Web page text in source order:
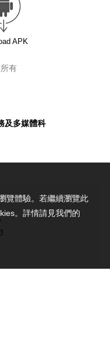
APK
有
及多媒體科
覽體驗。若繼續瀏覽此
。詳情請見我們的